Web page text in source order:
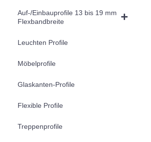
Auf-/Einbauprofile 13 bis 19 mm
Flexbandbreite
Leuchten Profile
Möbelprofile
Glaskanten-Profile
Flexible Profile
Treppenprofile